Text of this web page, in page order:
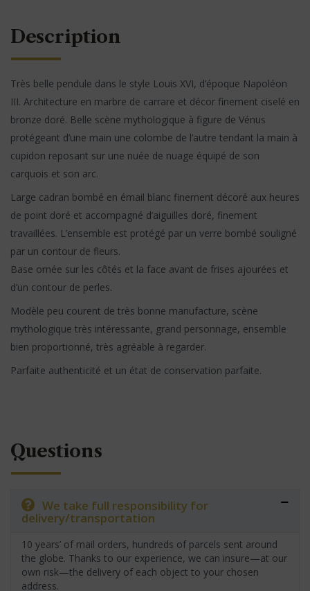
Description
Très belle pendule dans le style Louis XVI, d’époque Napoléon
III. Architecture en marbre de carrare et décor finement ciselé en
bronze doré. Belle scène mythologique à figure de Vénus
protégeant d’une main une colombe de l’autre tendant la main à
cupidon reposant sur une nuée de nuage équipé de son
carquois et son arc.
Large cadran bombé en émail blanc finement décoré aux heures
de point doré et accompagné d’aiguilles doré, finement
travaillées. L’ensemble est protégé par un verre bombé souligné
par un contour de fleurs.
Base ornée sur les côtés et la face avant de frises ajourées et
d’un contour de perles.
Modèle peu courent de très bonne manufacture, scène
mythologique très intéressante, grand personnage, ensemble
bien proportionné, très agréable à regarder.
Parfaite authenticité et un état de conservation parfaite.
Questions
We take full responsibility for
delivery/transportation
10 years’ of mail orders, hundreds of parcels sent around
the globe. Thanks to our experience, we can insure—at our
own risk—the delivery of each object to your chosen
address.